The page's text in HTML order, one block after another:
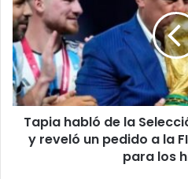
de
la
Selección
Argentina,
de
Messi
y
reveló
Tapia habló de la
y reveló un pedido a la
para los